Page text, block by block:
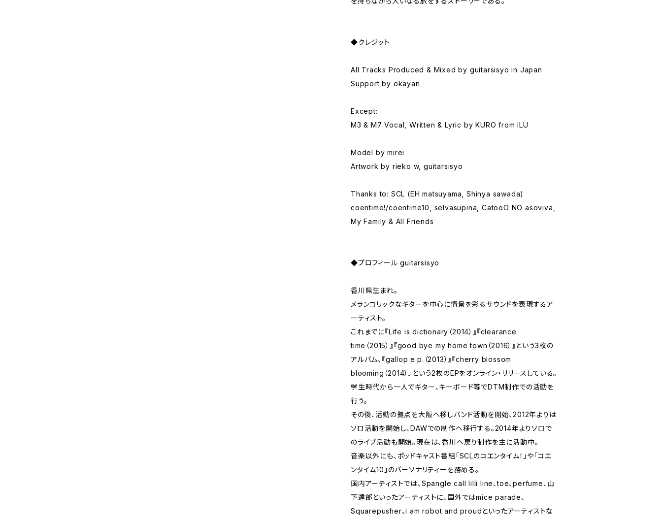
◆クレジット
All Tracks Produced & Mixed by guitarsisyo in Japan
Support by okayan
Except:
M3 & M7 Vocal, Written & Lyric by KURO from iLU
Model by mirei
Artwork by rieko w, guitarsisyo
Thanks to: SCL (EH matsuyama, Shinya sawada)
coentime!/coentime10, selvasupina, CatooO NO asoviva,
My Family & All Friends
◆プロフィール guitarsisyo
香川県生まれ。
メランコリックなギターを中心に情景を彩るサウンドを表現するア
ーティスト。
これまでに『Life is dictionary（2014）』『clearance
time（2015）』『good bye my home town（2016）』という3枚の
アルバム、『gallop e.p.（2013）』『cherry blossom
blooming（2014）』という2枚のEPをオンライン・リリースしている。
学生時代から一人でギター、キーボード等でDTM制作での活動を
行う。
その後、活動の拠点を大阪へ移しバンド活動を開始、2012年よりは
ソロ活動を開始し、DAWでの制作へ移行する。2014年よりソロで
のライブ活動も開始。現在は、香川へ戻り制作を主に活動中。
音楽以外にも、ポッドキャスト番組「SCLのコエンタイム！」や「コエ
ンタイム10」のパーソナリティーを務める。
国内アーティストでは、Spangle call lilli line、toe、perfume、山
下達郎といったアーティストに、国外ではmice parade、
Squarepusher、i am robot and proudといったアーティストな